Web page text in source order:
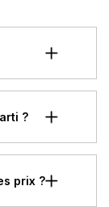
?
prix ?